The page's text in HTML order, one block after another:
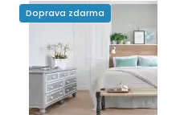
Doprava zdarma